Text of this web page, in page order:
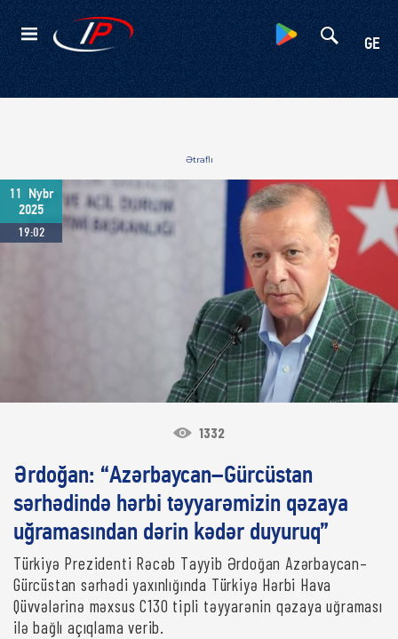
GE
Kateqoriyalar
Ətraflı
11
Nybr
2025
19:02
1332
Ərdoğan: “Azərbaycan–Gürcüstan
sərhədində hərbi təyyarəmizin qəzaya
uğramasından dərin kədər duyuruq”
Türkiyə Prezidenti Rəcəb Tayyib Ərdoğan Azərbaycan–
Gürcüstan sərhədi yaxınlığında Türkiyə Hərbi Hava
Qüvvələrinə məxsus C130 tipli təyyarənin qəzaya uğraması
ilə bağlı açıqlama verib.